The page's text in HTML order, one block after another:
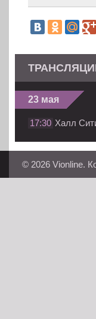
23 мая
17:30 Халл
© 2026 Vionline.